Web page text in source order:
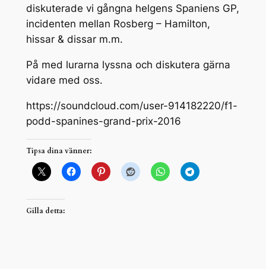
diskuterade vi gångna helgens Spaniens GP,
incidenten mellan Rosberg – Hamilton,
hissar & dissar m.m.
På med lurarna lyssna och diskutera gärna
vidare med oss.
https://soundcloud.com/user-914182220/f1-
podd-spanines-grand-prix-2016
Tipsa dina vänner:
Gilla detta: